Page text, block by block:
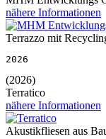
nähere Informationen
Terrazzo mit
2026
(2026)
Terratico
nähere Informationen
Akustikfliesen aus